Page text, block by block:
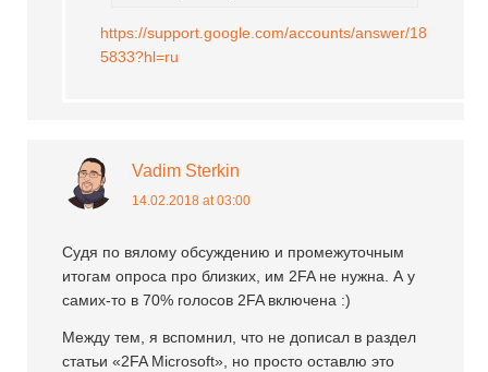
https://support.google.com/accounts/answer/18
5833?hl=ru
Vadim Sterkin
14.02.2018 at 03:00
Судя по вялому обсуждению и промежуточным
итогам опроса про близких, им 2FA не нужна. А у
самих-то в 70% голосов 2FA включена :)
Между тем, я вспомнил, что не дописал в раздел
статьи «2FA Microsoft», но просто оставлю это